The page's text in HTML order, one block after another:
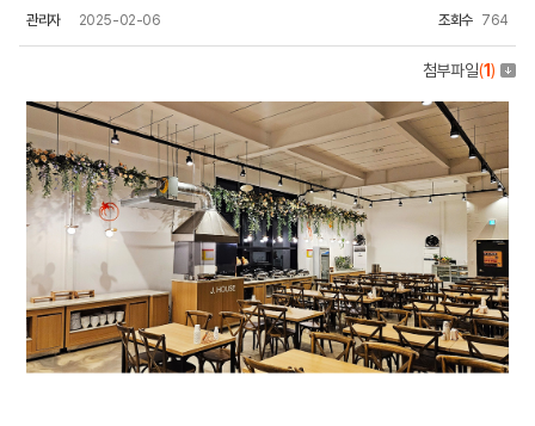
관리자 2025-02-06 조회수 764
첨부파일(1)